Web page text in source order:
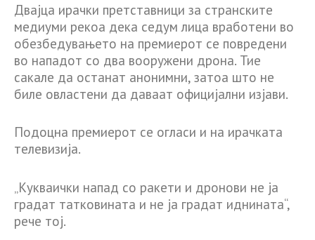
Двајца ирачки претставници за странските
медиуми рекоа дека седум лица вработени во
обезбедувањето на премиерот се повредени
во нападот со два вооружени дрона. Тие
сакале да останат анонимни, затоа што не
биле овластени да даваат официјални изјави.
Подоцна премиерот се огласи и на ирачката
телевизија.
„Кукваички напад со ракети и дронови не ја
градат татковината и не ја градат иднината“,
рече тој.